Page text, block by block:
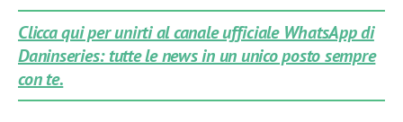
Clicca qui per unirti al canale ufficiale WhatsApp di
Daninseries: tutte le news in un unico posto sempre
con te.